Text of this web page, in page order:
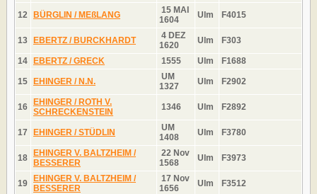
12 BÜRGLIN / MEßLANG
15 MAI
1604
Ulm F4015
13 EBERTZ / BURCKHARDT
4 DEZ
1620
Ulm F303
14 EBERTZ / GRECK 1555 Ulm F1688
15 EHINGER / N.N.
UM
1327
Ulm F2902
16 EHINGER / ROTH V.
SCHRECKENSTEIN
1346 Ulm F2892
17 EHINGER / STÜDLIN
UM
1408
Ulm F3780
18 EHINGER V. BALTZHEIM /
BESSERER
22 Nov
1568
Ulm F3973
19 EHINGER V. BALTZHEIM /
BESSERER
17 Nov
1656
Ulm F3512